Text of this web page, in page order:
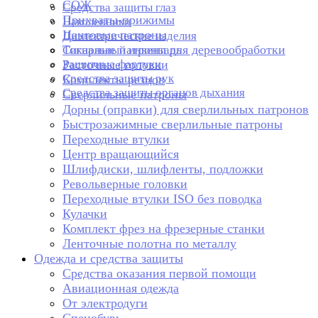
Средства защиты глаз
Наколенники
Диэлектрические изделия
Сигнальный инвентарь
Защитные фартуки
Средства защиты рук
Средства защиты органов дыхания
СОЖ
Прихваты-прижимы
Цанговые патроны
Токарные патроны для деревообработки
Расточные головки
Комплекты резцов
Сверлильные патроны
Дорны (оправки) для сверлильных патронов
Быстрозажимные сверлильные патроны
Переходные втулки
Центр вращающийся
Шлифдиски, шлифленты, подложки
Револьверные головки
Переходные втулки ISO без поводка
Кулачки
Комплект фрез на фрезерные станки
Ленточные полотна по металлу
Одежда и средства защиты
Средства оказания первой помощи
Авиационная одежда
От электродуги